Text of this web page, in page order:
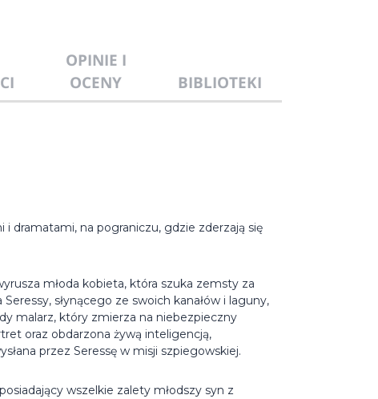
OPINIE I
OCENY
BIBLIOTEKI
dramatami, na pograniczu, gdzie zderzają się
młoda kobieta, która szuka zemsty za
słynącego ze swoich kanałów i laguny,
malarz, który zmierza na niebezpieczny
oraz obdarzona żywą inteligencją,
przez Seressę w misji szpiegowskiej.
wszelkie zalety młodszy syn z